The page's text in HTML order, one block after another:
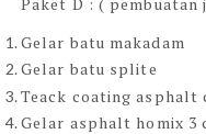
Gelar batu makadam
Gelar batu splite
Teack coating asphalt
Gelar asphalt homix 3